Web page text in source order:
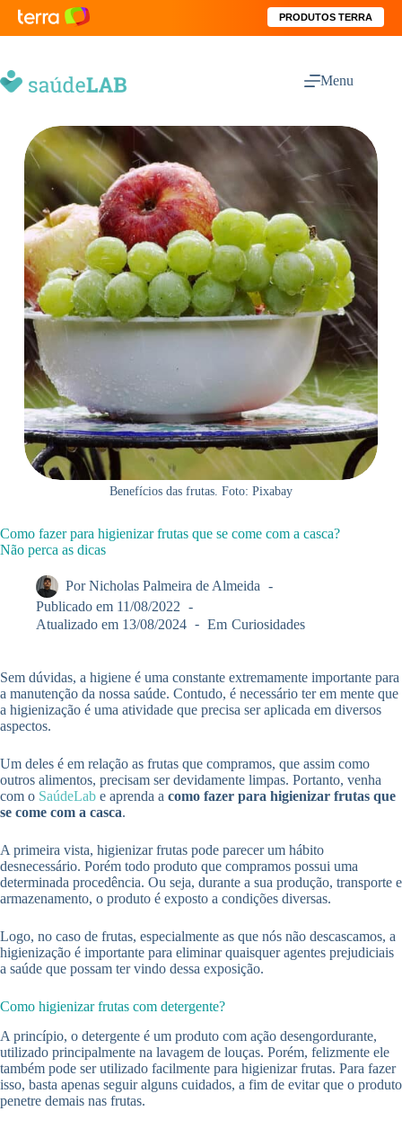
PRODUTOS TERRA
Menu
Benefícios das frutas. Foto: Pixabay
Como fazer para higienizar frutas que se come com a casca?
Não perca as dicas
Por Nicholas Palmeira de Almeida
Publicado em 11/08/2022
Atualizado em 13/08/2024 Em Curiosidades
Sem dúvidas, a higiene é uma constante extremamente importante para
a manutenção da nossa saúde. Contudo, é necessário ter em mente que
a higienização é uma atividade que precisa ser aplicada em diversos
aspectos.
Um deles é em relação as frutas que compramos, que assim como
outros alimentos, precisam ser devidamente limpas. Portanto, venha
com o SaúdeLab e aprenda a como fazer para higienizar frutas que
se come com a casca.
A primeira vista, higienizar frutas pode parecer um hábito
desnecessário. Porém todo produto que compramos possui uma
determinada procedência. Ou seja, durante a sua produção, transporte e
armazenamento, o produto é exposto a condições diversas.
Logo, no caso de frutas, especialmente as que nós não descascamos, a
higienização é importante para eliminar quaisquer agentes prejudiciais
a saúde que possam ter vindo dessa exposição.
Como higienizar frutas com detergente?
A princípio, o detergente é um produto com ação desengordurante,
utilizado principalmente na lavagem de louças. Porém, felizmente ele
também pode ser utilizado facilmente para higienizar frutas. Para fazer
isso, basta apenas seguir alguns cuidados, a fim de evitar que o produto
penetre demais nas frutas.